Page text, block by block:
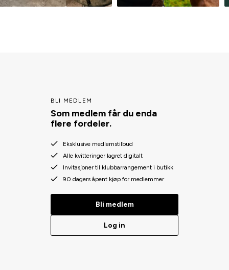
BLI MEDLEM
Som medlem får du enda
flere fordeler.
Eksklusive medlemstilbud
Alle kvitteringer lagret digitalt
Invitasjoner til klubbarrangement i butikk
90 dagers åpent kjøp for medlemmer
Bli medlem
Log in